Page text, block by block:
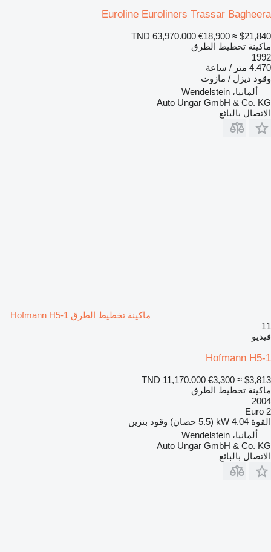
Euroline Euroliners Trassar Bagheera
TND 63,970.000 €18,900 ≈ $21,840
ماكينة تخطيط الطرق
1992
4.470 متر / ساعة
وقود ديزل / مازوت
ألمانيا، Wendelstein
Auto Ungar GmbH & Co. KG
الاتصال بالبائع
ماكينة تخطيط الطرق Hofmann H5-1
11
فيديو
Hofmann H5-1
TND 11,170.000 €3,300 ≈ $3,813
ماكينة تخطيط الطرق
2004
Euro 2
القوة 4.04 kW (5.5 حصان) وقود بنزين
ألمانيا، Wendelstein
Auto Ungar GmbH & Co. KG
الاتصال بالبائع